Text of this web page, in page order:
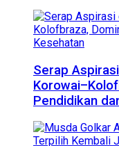
Serap
Pendidikan